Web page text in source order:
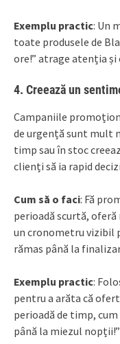
Exemplu practic: Un
toate produsele de
ore!” atrage atenția
4. Creează un
Campaniile
de urgență sunt mult
timp sau în stoc
clienți să ia rapid
Cum să o faci: Fă
perioadă scurtă,
un cronometru vizibil
rămas până la
Exemplu practic:
pentru a arăta că
perioadă de timp,
până la miezul nopții!”